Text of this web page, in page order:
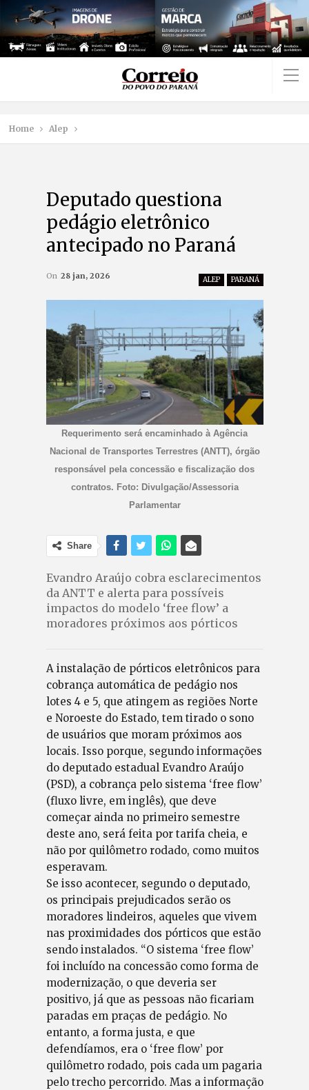
Home Alep
Deputado questiona
pedágio eletrônico
antecipado no Paraná
ALEP PARANÁ
On 28 jan, 2026
Requerimento será encaminhado à Agência
Nacional de Transportes Terrestres (ANTT), órgão
responsável pela concessão e fiscalização dos
contratos. Foto: Divulgação/Assessoria
Parlamentar
Share
Evandro Araújo cobra esclarecimentos
da ANTT e alerta para possíveis
impactos do modelo ‘free flow’ a
moradores próximos aos pórticos
A instalação de pórticos eletrônicos para
cobrança automática de pedágio nos
lotes 4 e 5, que atingem as regiões Norte
e Noroeste do Estado, tem tirado o sono
de usuários que moram próximos aos
locais. Isso porque, segundo informações
do deputado estadual Evandro Araújo
(PSD), a cobrança pelo sistema ‘free flow’
(fluxo livre, em inglês), que deve
começar ainda no primeiro semestre
deste ano, será feita por tarifa cheia, e
não por quilômetro rodado, como muitos
esperavam.
Se isso acontecer, segundo o deputado,
os principais prejudicados serão os
moradores lindeiros, aqueles que vivem
nas proximidades dos pórticos que estão
sendo instalados. “O sistema ‘free flow’
foi incluído na concessão como forma de
modernização, o que deveria ser
positivo, já que as pessoas não ficariam
paradas em praças de pedágio. No
entanto, a forma justa, e que
defendíamos, era o ‘free flow’ por
quilômetro rodado, pois cada um pagaria
pelo trecho percorrido. Mas a informação